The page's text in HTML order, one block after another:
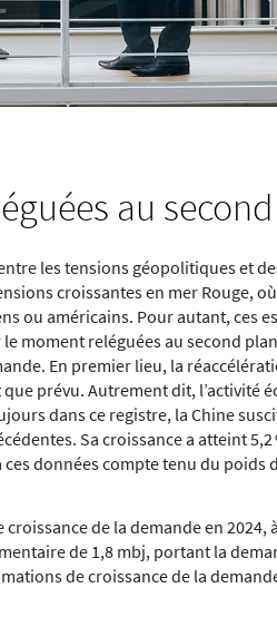
au
les tensions géopolitiques et
croissantes en mer Rouge,
ou américains. Pour autant, ces
moment reléguées au second
En premier lieu, la
prévu. Autrement dit, l’activité
dans ce registre, la Chine
Sa croissance a atteint
données compte tenu du poids
de la demande en 2024,
de 1,8 mbj, portant la
de croissance de la